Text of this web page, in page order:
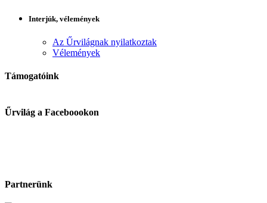
Interjúk, vélemények
Az Űrvilágnak nyilatkoztak
Vélemények
Támogatóink
Űrvilág a Faceboookon
Partnerünk